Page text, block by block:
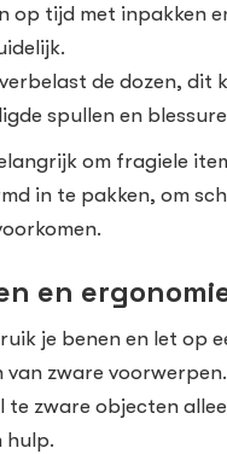
op tijd met inpakken
de dozen, dit
spullen en
om fragiele
in te pakken, om
en
je benen en let op
van zware voorwerpen.
te zware objecten
hulp.